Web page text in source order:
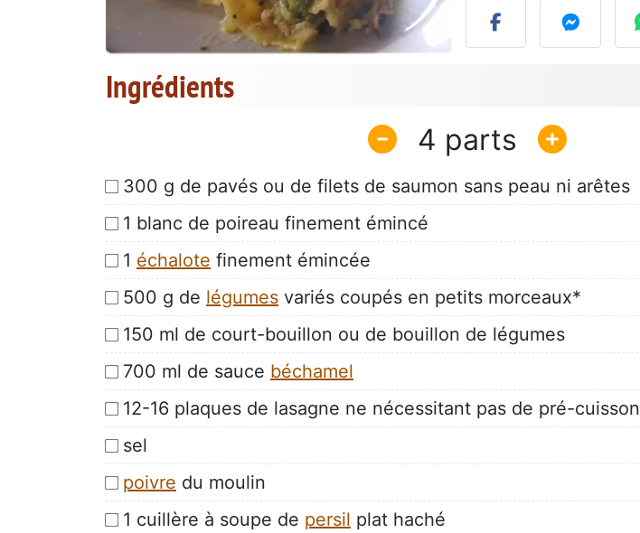
Ingrédients
4
300 g de pavés ou de filets de saumon sans peau ni arêtes
1 blanc de poireau finement émincé
1 échalote finement émincée
500 g de légumes variés coupés en petits morceaux*
150 ml de court-bouillon ou de bouillon de légumes
700 ml de sauce béchamel
12-16 plaques de lasagne ne nécessitant pas de pré-cuisson
sel
poivre du moulin
1 cuillère à soupe de persil plat haché